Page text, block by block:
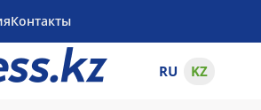
Контакты
RU KZ